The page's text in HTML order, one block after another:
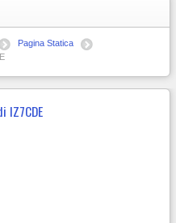
Pagina Statica
IZ7CDE